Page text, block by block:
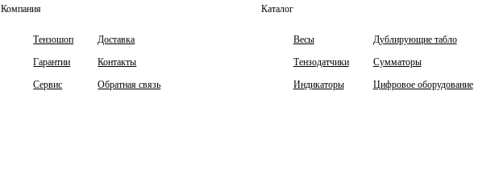
Компания
Тензошоп
Гарантии
Сервис
Доставка
Контакты
Обратная связь
Каталог
Весы
Тензодатчики
Индикаторы
Дублирующие табло
Сумматоры
Цифровое оборудование